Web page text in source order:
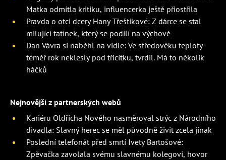
Matka odmítla kritiku, influencerka ještě přiostřila
Pravda o otci dcery Hany Třeštíkové: Z dárce se stal
milující tatínek, který se podílí na výchově
Dan Vávra si naběhl na vidle: Ve středověku teploty
téměř rok neklesly pod třicítku, tvrdil. Má to několik
háčků
Nejnovější z partnerských webů
Kariéru Oldřicha Nového nasměroval strýc z Národního
divadla: Slavný herec se měl původně živit zcela jinak
Poslední telefonát před smrtí Ivety Bartošové:
Zpěvačka zavolala svému slavnému kolegovi, hovor